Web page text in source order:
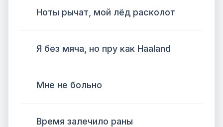
Ноты рычат, мой лёд расколот
Я без мяча, но пру как Haaland
Мне не больно
Время залечило раны